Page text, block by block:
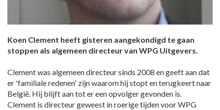
Koen Clement heeft gisteren aangekondigd te gaan
stoppen als algemeen directeur van WPG Uitgevers.
Clement was algemeen directeur sinds 2008 en geeft aan dat
er 'familiale redenen' zijn waarom hij stopt en terugkeert naar
België. Hij blijft aan tot er een opvolger gevonden is.
Clement is directeur geweest in roerige tijden voor WPG